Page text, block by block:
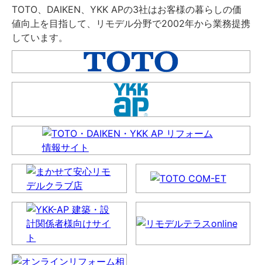
TOTO、DAIKEN、YKK APの3社はお客様の暮らしの価
値向上を目指して、リモデル分野で2002年から業務提携
しています。